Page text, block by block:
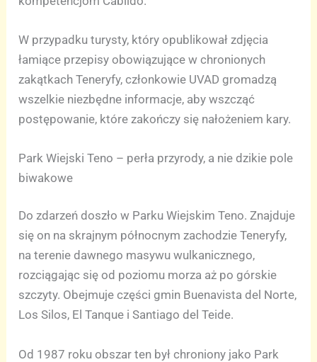
W przypadku turysty, który opublikował zdjęcia
łamiące przepisy obowiązujące w chronionych
zakątkach Teneryfy, członkowie UVAD gromadzą
wszelkie niezbędne informacje, aby wszcząć
postępowanie, które zakończy się nałożeniem kary.
Park Wiejski Teno – perła przyrody, a nie dzikie pole
biwakowe
Do zdarzeń doszło w Parku Wiejskim Teno. Znajduje
się on na skrajnym północnym zachodzie Teneryfy,
na terenie dawnego masywu wulkanicznego,
rozciągając się od poziomu morza aż po górskie
szczyty. Obejmuje części gmin Buenavista del Norte,
Los Silos, El Tanque i Santiago del Teide.
Od 1987 roku obszar ten był chroniony jako Park